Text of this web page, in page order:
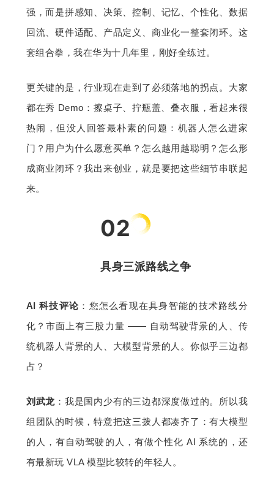
强，而是拼感知、决策、控制、记忆、个性化、数据
回流、硬件适配、产品定义、商业化一整套闭环。这
套组合拳，我在华为十几年里，刚好全练过。
更关键的是，行业现在走到了必须落地的拐点。大家
都在秀 Demo：擦桌子、拧瓶盖、叠衣服，看起来很
热闹，但没人回答最朴素的问题：机器人怎么进家
门？用户为什么愿意买单？怎么越用越聪明？怎么形
成商业闭环？我出来创业，就是要把这些细节串联起
来。
02
具身三派路线之争
AI 科技评论 ：您怎么看现在具身智能的技术路线分
化？市面上有三股力量 —— 自动驾驶背景的人、传
统机器人背景的人、大模型背景的人。你似乎三边都
占？
刘武龙 ：我是国内少有的三边都深度做过的。所以我
组团队的时候，特意把这三拨人都凑齐了：有大模型
的人，有自动驾驶的人，有做个性化 AI 系统的，还
有最新玩 VLA 模型比较转的年轻人。